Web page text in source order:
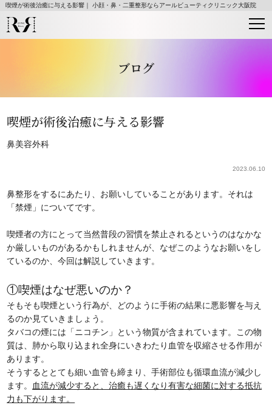
喫煙が術後治癒に与える影響｜ 小顔・鼻・二重整形ならアールビューティクリニック大阪院
ブログ
喫煙が術後治癒に与える影響
鼻美容外科
2023.06.10
鼻整形をするにあたり、お願いしていることがあります。それは
「禁煙」についてです。
喫煙者の方にとって当然普段の習慣を禁止されるというのはなかな
か厳しいものがあるかもしれませんが、なぜこのようなお願いをし
ているのか、今回は解説していきます。
①喫煙はなぜ悪いのか？
そもそも喫煙という行為が、どのように手術の結果に悪影響を与え
るのか見ていきましょう。
タバコの煙には「ニコチン 」という物質が含まれています。この物
質は、肺から取り込まれ全身にいきわたり血管を収縮させる作用が
あります。
そうするととても細い血管も締まり、手術部位も循環血流が減少し
ます。
血流が減少すると、治癒も遅くなり有害な細菌に対する抵抗
力も下がります。